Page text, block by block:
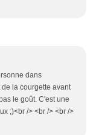
dans
de la courgette avant
le goût. C'est une
;)<br /> <br /> <br />